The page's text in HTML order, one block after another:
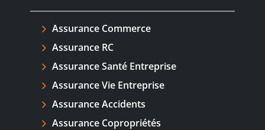
Assurance Commerce
Assurance RC
Assurance Santé Entreprise
Assurance Vie Entreprise
Assurance Accidents
Assurance Copropriétés